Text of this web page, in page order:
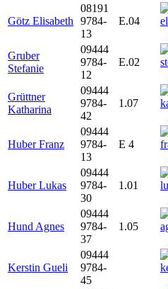
Götz Elisabeth
08191
9784-
13
E.04
Gruber
Stefanie
09444
9784-
12
E.02
Grüttner
Katharina
09444
9784-
42
1.07
Huber Franz
09444
9784-
13
E 4
Huber Lukas
09444
9784-
30
1.01
Hund Agnes
09444
9784-
37
1.05
Kerstin Gueli
09444
9784-
45